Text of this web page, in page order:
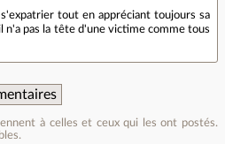
tout en appréciant toujours sa
n'a pas la tête d'une victime comme tous
à celles et ceux qui les ont postés.